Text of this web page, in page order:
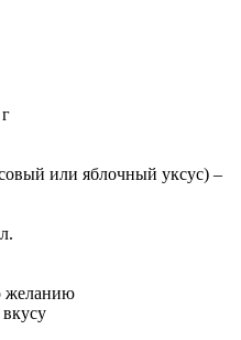
или яблочный уксус) –
желанию